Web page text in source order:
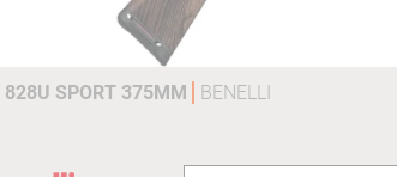
828U SPORT 375MM BENELLI